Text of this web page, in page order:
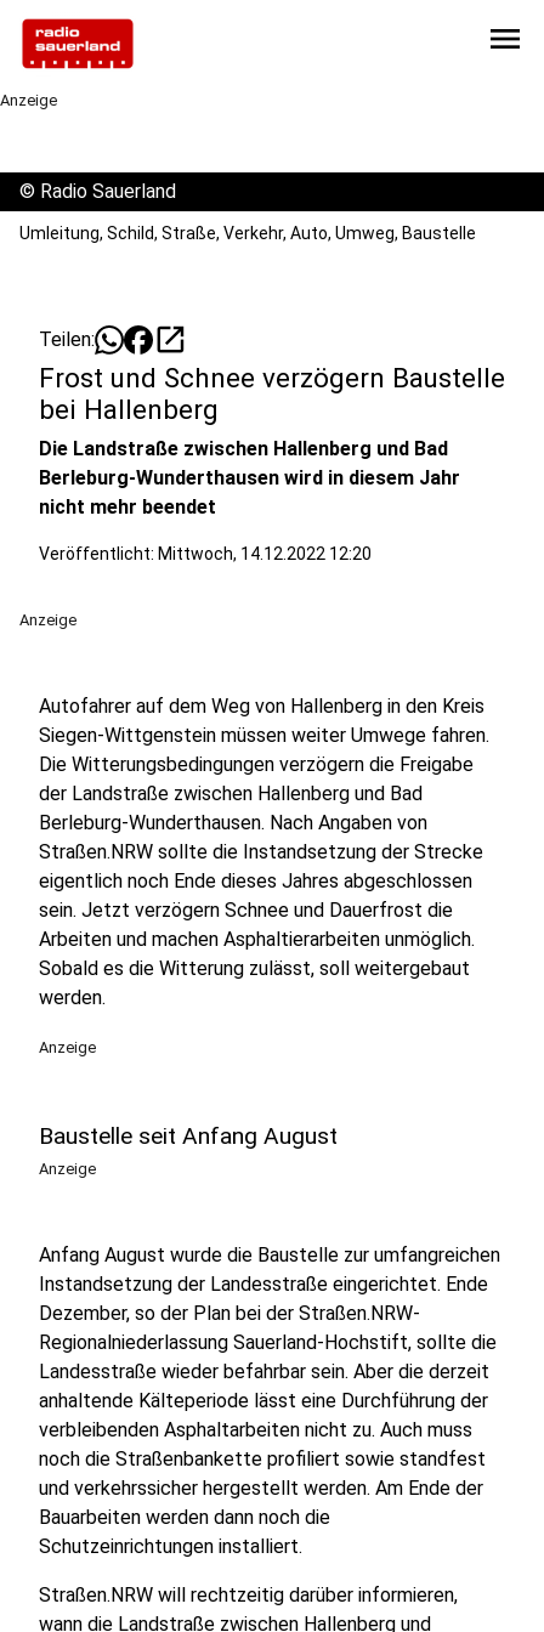
menu
Anzeige
© Radio Sauerland
Umleitung, Schild, Straße, Verkehr, Auto, Umweg, Baustelle
Teilen: open_in_new
Frost und Schnee verzögern Baustelle
bei Hallenberg
Die Landstraße zwischen Hallenberg und Bad
Berleburg-Wunderthausen wird in diesem Jahr
nicht mehr beendet
Veröffentlicht: Mittwoch, 14.12.2022 12:20
Anzeige
Autofahrer auf dem Weg von Hallenberg in den Kreis
Siegen-Wittgenstein müssen weiter Umwege fahren.
Die Witterungsbedingungen verzögern die Freigabe
der Landstraße zwischen Hallenberg und Bad
Berleburg-Wunderthausen. Nach Angaben von
Straßen.NRW sollte die Instandsetzung der Strecke
eigentlich noch Ende dieses Jahres abgeschlossen
sein. Jetzt verzögern Schnee und Dauerfrost die
Arbeiten und machen Asphaltierarbeiten unmöglich.
Sobald es die Witterung zulässt, soll weitergebaut
werden.
Anzeige
Baustelle seit Anfang August
Anzeige
Anfang August wurde die Baustelle zur umfangreichen
Instandsetzung der Landesstraße eingerichtet. Ende
Dezember, so der Plan bei der Straßen.NRW-
Regionalniederlassung Sauerland-Hochstift, sollte die
Landesstraße wieder befahrbar sein. Aber die derzeit
anhaltende Kälteperiode lässt eine Durchführung der
verbleibenden Asphaltarbeiten nicht zu. Auch muss
noch die Straßenbankette profiliert sowie standfest
und verkehrssicher hergestellt werden. Am Ende der
Bauarbeiten werden dann noch die
Schutzeinrichtungen installiert.
Straßen.NRW will rechtzeitig darüber informieren,
wann die Landstraße zwischen Hallenberg und